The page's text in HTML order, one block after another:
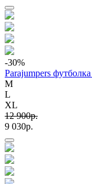
-30%
Parajumpers
M
L
XL
12 900p.
9 030p.